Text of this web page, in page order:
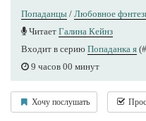
Попаданцы / Любовное
Читает Галина Кейнз
Входит в серию Попаданка я
9 часов 00 минут
Хочу послушать